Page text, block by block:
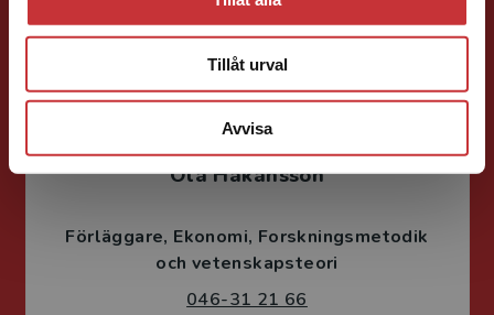
Tillåt urval
Avvisa
Ola Håkansson
Förläggare Ekonomi Forskningsmetodik
och vetenskapsteori
046-31 21 66